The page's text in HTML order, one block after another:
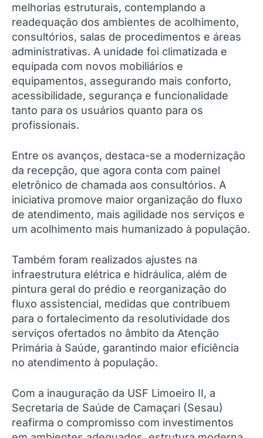
melhorias estruturais, contemplando a
readequação dos ambientes de acolhimento,
consultórios, salas de procedimentos e áreas
administrativas. A unidade foi climatizada e
equipada com novos mobiliários e
equipamentos, assegurando mais conforto,
acessibilidade, segurança e funcionalidade
tanto para os usuários quanto para os
profissionais.
Entre os avanços, destaca-se a modernização
da recepção, que agora conta com painel
eletrônico de chamada aos consultórios. A
iniciativa promove maior organização do fluxo
de atendimento, mais agilidade nos serviços e
um acolhimento mais humanizado à população.
Também foram realizados ajustes na
infraestrutura elétrica e hidráulica, além de
pintura geral do prédio e reorganização do
fluxo assistencial, medidas que contribuem
para o fortalecimento da resolutividade dos
serviços ofertados no âmbito da Atenção
Primária à Saúde, garantindo maior eficiência
no atendimento à população.
Com a inauguração da USF Limoeiro II, a
Secretaria de Saúde de Camaçari (Sesau)
reafirma o compromisso com investimentos